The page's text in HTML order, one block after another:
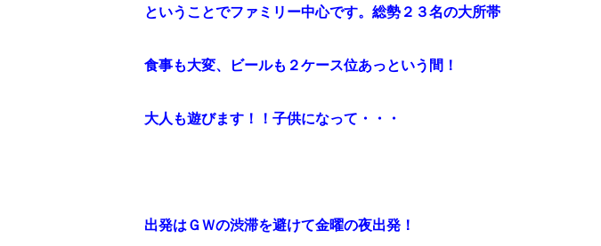
ということでファミリー中心です。総勢２３名の大所帯
食事も大変、ビールも２ケース位あっという間！
大人も遊びます！！子供になって・・・
出発はＧＷの渋滞を避けて金曜の夜出発！